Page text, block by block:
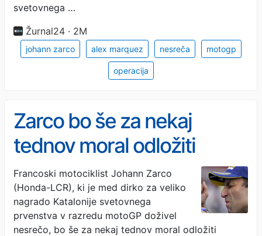
svetovnega …
Žurnal24 · 2M
johann zarco alex marquez nesreča motogp
operacija
Zarco bo še za nekaj
tednov moral odložiti
rehabilitacijo
Francoski motociklist Johann Zarco
(Honda-LCR), ki je med dirko za veliko
nagrado Katalonije svetovnega
prvenstva v razredu motoGP doživel
nesrečo, bo še za nekaj tednov moral odložiti